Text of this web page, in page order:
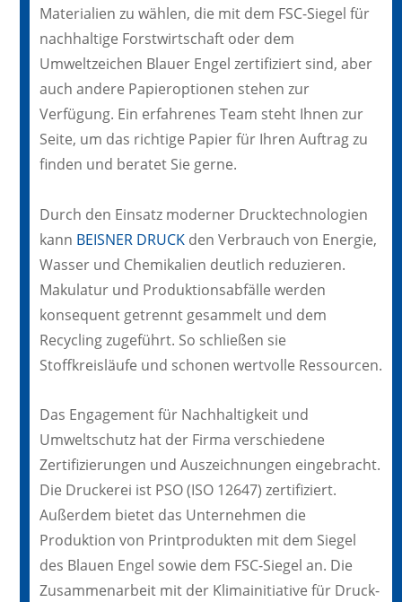
Materialien zu wählen, die mit dem FSC-Siegel für
nachhaltige Forstwirtschaft oder dem
Umweltzeichen Blauer Engel zertifiziert sind, aber
auch andere Papieroptionen stehen zur
Verfügung. Ein erfahrenes Team steht Ihnen zur
Seite, um das richtige Papier für Ihren Auftrag zu
finden und beratet Sie gerne.
Durch den Einsatz moderner Drucktechnologien
kann BEISNER DRUCK den Verbrauch von Energie,
Wasser und Chemikalien deutlich reduzieren.
Makulatur und Produktionsabfälle werden
konsequent getrennt gesammelt und dem
Recycling zugeführt. So schließen sie
Stoffkreisläufe und schonen wertvolle Ressourcen.
Das Engagement für Nachhaltigkeit und
Umweltschutz hat der Firma verschiedene
Zertifizierungen und Auszeichnungen eingebracht.
Die Druckerei ist PSO (ISO 12647) zertifiziert.
Außerdem bietet das Unternehmen die
Produktion von Printprodukten mit dem Siegel
des Blauen Engel sowie dem FSC-Siegel an. Die
Zusammenarbeit mit der Klimainitiative für Druck-